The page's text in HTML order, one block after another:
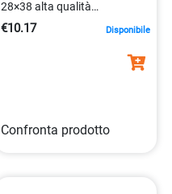
28×38 alta qualità
€10.17 Disponibile
Confronta prodotto